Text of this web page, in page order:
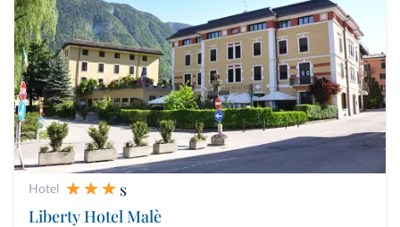
Hotel
s
Liberty Hotel Malè